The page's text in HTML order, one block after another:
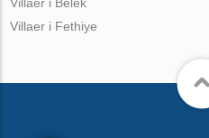
Villaer i Fethiye